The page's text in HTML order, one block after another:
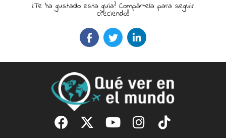
¿Te ha gustado esta guía? Compártela para seguir
creciendo!!